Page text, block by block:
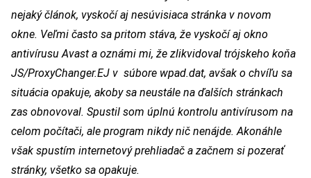
nejaký článok, vyskočí aj nesúvisiaca stránka v novom
okne. Veľmi často sa pritom stáva, že vyskočí aj okno
antivírusu Avast a oznámi mi, že zlikvidoval trójskeho koňa
JS/ProxyChanger.EJ v súbore wpad.dat, avšak o chvíľu sa
situácia opakuje, akoby sa neustále na ďalších stránkach
zas obnovoval. Spustil som úplnú kontrolu antivírusom na
celom počítači, ale program nikdy nič nenájde. Akonáhle
však spustím internetový prehliadač a začnem si pozerať
stránky, všetko sa opakuje.